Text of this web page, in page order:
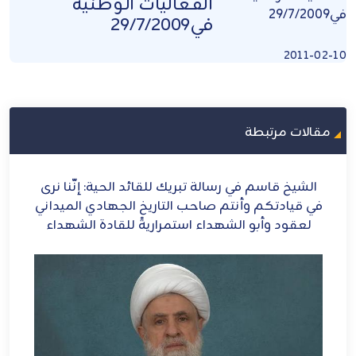
في29/7/2009
2011-02-10
مقالات مرتبطة
الحية: إنَّنا نرى
الجهادي الميداني
للقادة الشهداء
الشيخ قاسم: إيران أيقونة